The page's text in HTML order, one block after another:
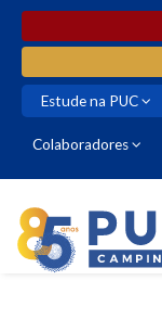
Estude na PUC
Colaboradores